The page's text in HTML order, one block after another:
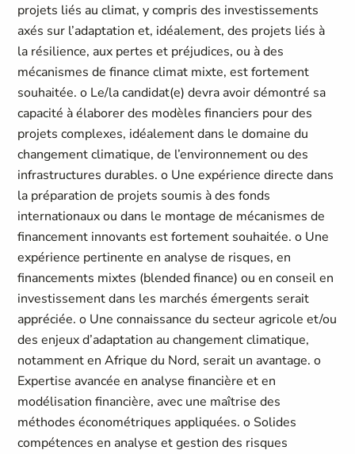
projets liés au climat, y compris des investissements
axés sur l’adaptation et, idéalement, des projets liés à
la résilience, aux pertes et préjudices, ou à des
mécanismes de finance climat mixte, est fortement
souhaitée. o Le/la candidat(e) devra avoir démontré sa
capacité à élaborer des modèles financiers pour des
projets complexes, idéalement dans le domaine du
changement climatique, de l’environnement ou des
infrastructures durables. o Une expérience directe dans
la préparation de projets soumis à des fonds
internationaux ou dans le montage de mécanismes de
financement innovants est fortement souhaitée. o Une
expérience pertinente en analyse de risques, en
financements mixtes (blended finance) ou en conseil en
investissement dans les marchés émergents serait
appréciée. o Une connaissance du secteur agricole et/ou
des enjeux d’adaptation au changement climatique,
notamment en Afrique du Nord, serait un avantage. o
Expertise avancée en analyse financière et en
modélisation financière, avec une maîtrise des
méthodes économétriques appliquées. o Solides
compétences en analyse et gestion des risques